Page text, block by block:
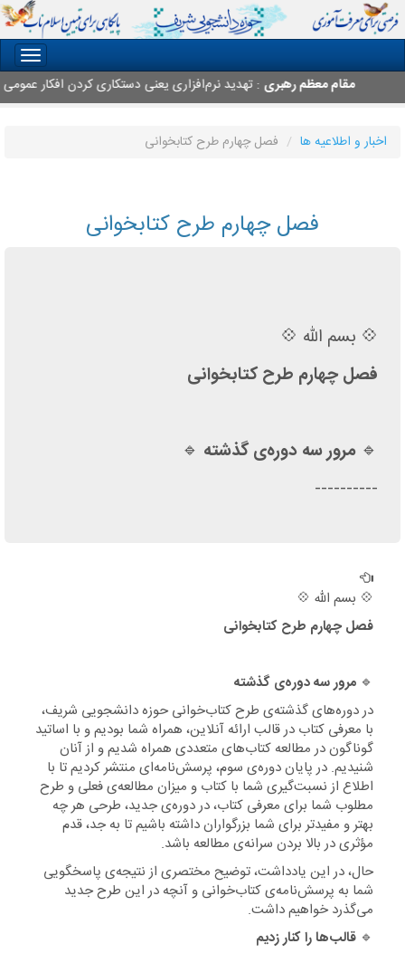
مقام معظم رهبری: تهدید نرم‌افزاری یعنی دستکاری کردن افکار عمومی
اخبار و اطلاعیه ها فصل چهارم طرح کتابخوانی
فصل چهارم طرح کتابخوانی
💠 بسم الله 💠
فصل چهارم طرح کتابخوانی
🔹 مرور سه دوره‌‌ی گذشته 🔹
----------
💠 بسم الله 💠
فصل چهارم طرح کتابخوانی
🔹 مرور سه دوره‌‌ی گذشته
در دوره‌های گذشته‌ی طرح کتاب‌خوانی حوزه دانشجویی شریف،
با معرفی کتاب در قالب ارائه آنلاین، همراه شما بودیم و با اساتید
گوناگون در مطالعه کتاب‌های متعددی همراه شدیم و از آنان
شنیدیم. در پایان دوره‌ی سوم، پرسش‌نامه‌ای منتشر کردیم تا با
اطلاع از نسبت‌گیری شما با کتاب و میزان مطالعه‌ی فعلی و طرح
مطلوب شما برای معرفی کتاب، در دوره‌ی جدید، طرحی هر چه
بهتر و مفیدتر برای شما بزرگواران داشته باشیم تا به جد، قدم
مؤثری در بالا بردن سرانه‌ی مطالعه باشد.
حال، در این یادداشت، توضیح مختصری از نتیجه‌ی پاسخگویی
شما به پرسش‌نامه‌ی کتاب‌خوانی و آنچه در این طرح جدید
می‌گذرد خواهیم داشت.
🔹 قالب‌ها را کنار زدیم